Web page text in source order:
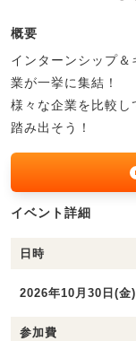
概要
インターンシップ
業が一挙に集結！
様々な企業を比較し
踏み出そう！
イベント詳細
日時
2026年10月30日(
参加費